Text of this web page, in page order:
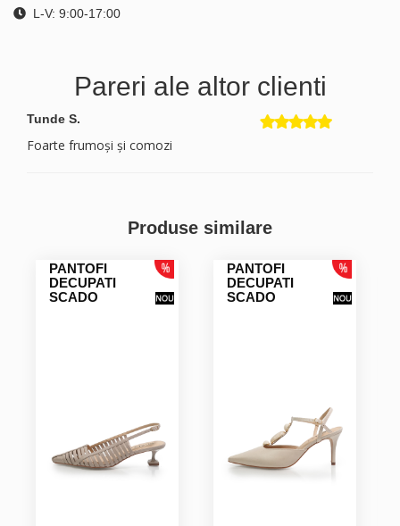
L-V: 9:00-17:00
Pareri ale altor clienti
Tunde S.
Foarte frumoși și comozi
Produse similare
PANTOFI
DECUPATI
SCADO
PANTOFI
DECUPATI
SCADO